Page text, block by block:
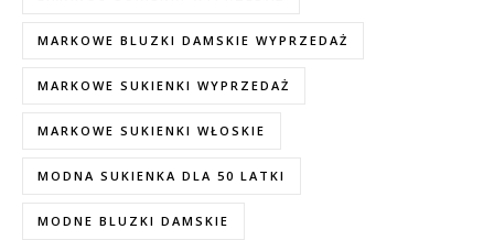
MARKOWE BLUZKI DAMSKIE WYPRZEDAŻ
MARKOWE SUKIENKI WYPRZEDAŻ
MARKOWE SUKIENKI WŁOSKIE
MODNA SUKIENKA DLA 50 LATKI
MODNE BLUZKI DAMSKIE